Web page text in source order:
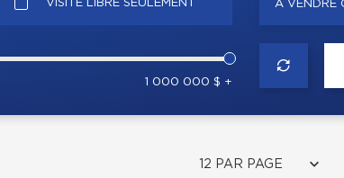
VISITE LIBRE SEULEMENT À VENDRE
1 000 000 $ +
12 PAR PAGE